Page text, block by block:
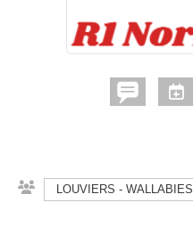
LOUVIERS - WALLABIES